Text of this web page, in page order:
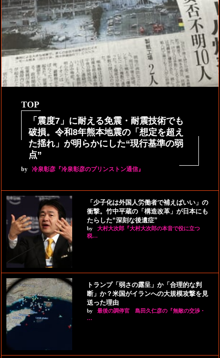
TOP
「震度7」に耐える免震・耐震技術でも
破損。令和8年熊本地震の「想定を超え
た揺れ」が明らかにした“現行基準の弱
点”
by 冷泉彰彦『冷泉彰彦のプリンストン通信』
「少子化は外国人労働者で補えばいい」の
衝撃。竹中平蔵の「構造改革」が日本にも
たらした“深刻な後遺症”
by
大村大次郎『大村大次郎の本音で役に立つ
税…
トランプ「弱さの露呈」か「合理的な判
断」か？米国がイランへの大規模攻撃を見
送った理由
by
最後の調停官 島田久仁彦の『無敵の交渉・
…